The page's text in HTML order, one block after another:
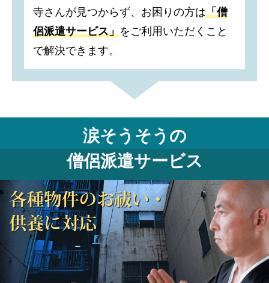
寺さんが見つからず、お困りの方は「僧
侶派遣サービス」をご利用いただくこと
で解決できます。
涙そうそうの
僧侶派遣サービス